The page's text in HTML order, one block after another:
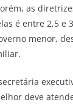
as
é entre 2,5 e
menor,
deve